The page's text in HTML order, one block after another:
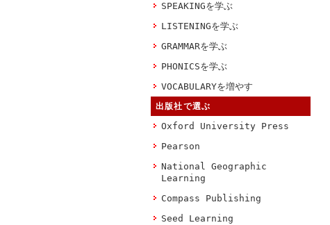
SPEAKINGを学ぶ
LISTENINGを学ぶ
GRAMMARを学ぶ
PHONICSを学ぶ
VOCABULARYを増やす
出版社で選ぶ
Oxford University Press
Pearson
National Geographic
Learning
Compass Publishing
Seed Learning